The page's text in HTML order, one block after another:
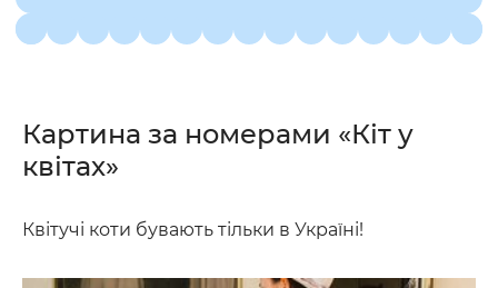
Картина за номерами «Кіт у
квітах»
Квітучі коти бувають тільки в Україні!